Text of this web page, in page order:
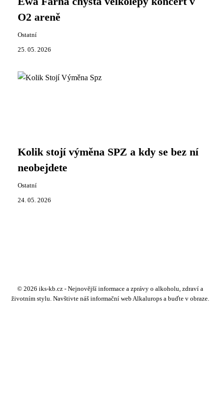
O2 areně
Ostatní
25. 05. 2026
Kolik stojí výměna SPZ a kdy se bez ní
neobejdete
Ostatní
24. 05. 2026
© 2026 iks-kb.cz - Nejnovější informace a zprávy o alkoholu, zdraví a
životním stylu. Navštivte náš informační web Alkalurops a buďte v obraze.